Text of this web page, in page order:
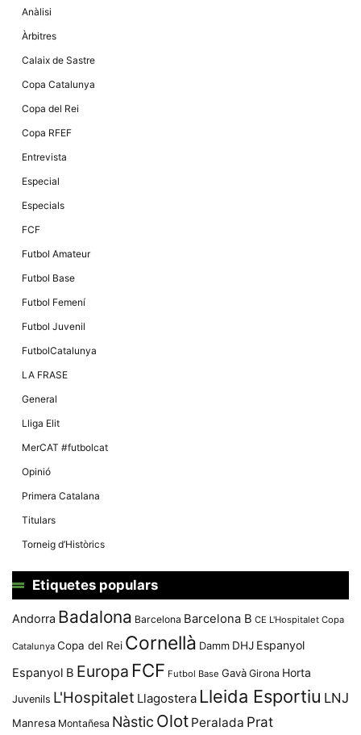
Anàlisi
Àrbitres
Calaix de Sastre
Copa Catalunya
Copa del Rei
Copa RFEF
Entrevista
Especial
Especials
FCF
Futbol Amateur
Futbol Base
Futbol Femení
Futbol Juvenil
FutbolCatalunya
LA FRASE
General
Lliga Elit
MerCAT #futbolcat
Opinió
Primera Catalana
Titulars
Torneig d’Històrics
Etiquetes populars
Andorra Badalona Barcelona Barcelona B CE L'Hospitalet Copa
Catalunya Copa del Rei Cornellà Damm DHJ Espanyol
Espanyol B Europa FCF Futbol Base Gavà Girona Horta
Juvenils L'Hospitalet Llagostera Lleida Esportiu LNJ
Manresa Montañesa Nàstic Olot Peralada Prat